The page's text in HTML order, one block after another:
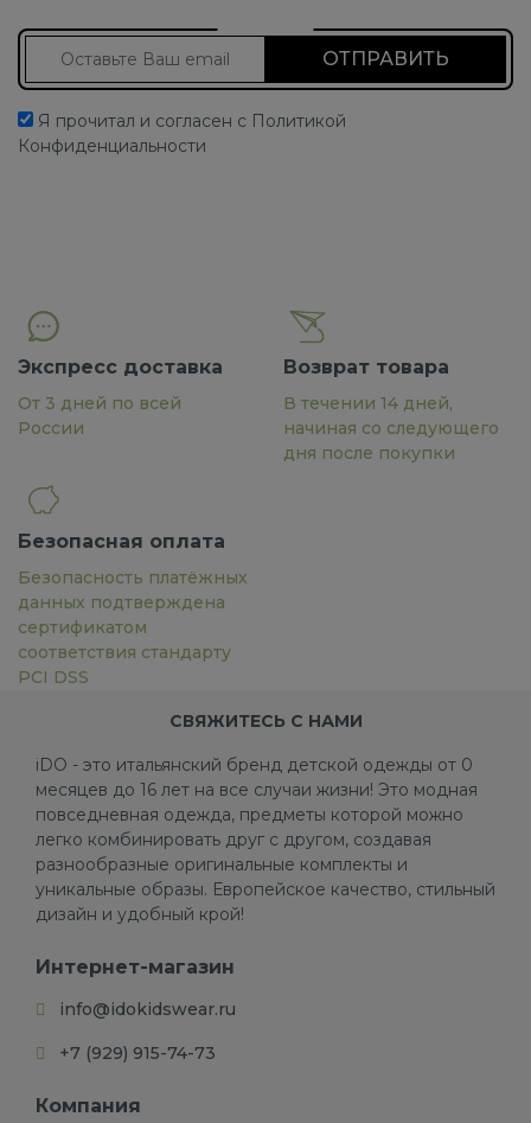
Я прочитал и согласен с Политикой
Конфиденциальности
Экспресс доставка
От 3 дней по всей
России
Возврат товара
В течении 14 дней,
начиная со следующего
дня после покупки
Безопасная оплата
Безопасность платёжных
данных подтверждена
сертификатом
соответствия стандарту
PCI DSS
СВЯЖИТЕСЬ С НАМИ
iDO - это итальянский бренд детской одежды от 0
месяцев до 16 лет на все случаи жизни! Это модная
повседневная одежда, предметы которой можно
легко комбинировать друг с другом, создавая
разнообразные оригинальные комплекты и
уникальные образы. Европейское качество, стильный
дизайн и удобный крой!
Интернет-магазин
info@idokidswear.ru
+7 (929) 915-74-73
Компания